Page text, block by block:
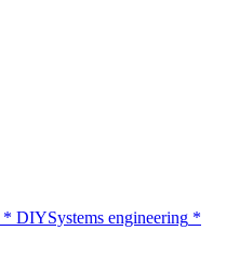
* DIYSystems engineering *